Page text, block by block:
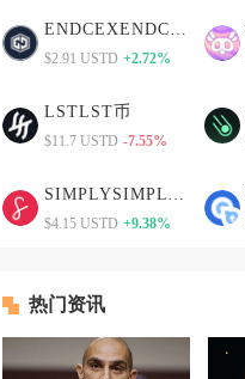
$2.91 USTD +2.72%
LSTLST币
$11.7 USTD -7.55%
$4.15 USTD +9.38%
热门资讯